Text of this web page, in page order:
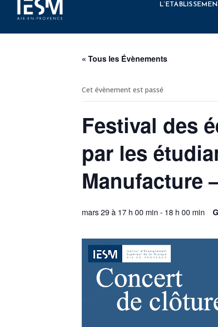
« Tous les Évènements
Cet évènement est passé
Festival des
par les
Manufacture
mars 29 à 17 h 00 min - 18 h 00 min